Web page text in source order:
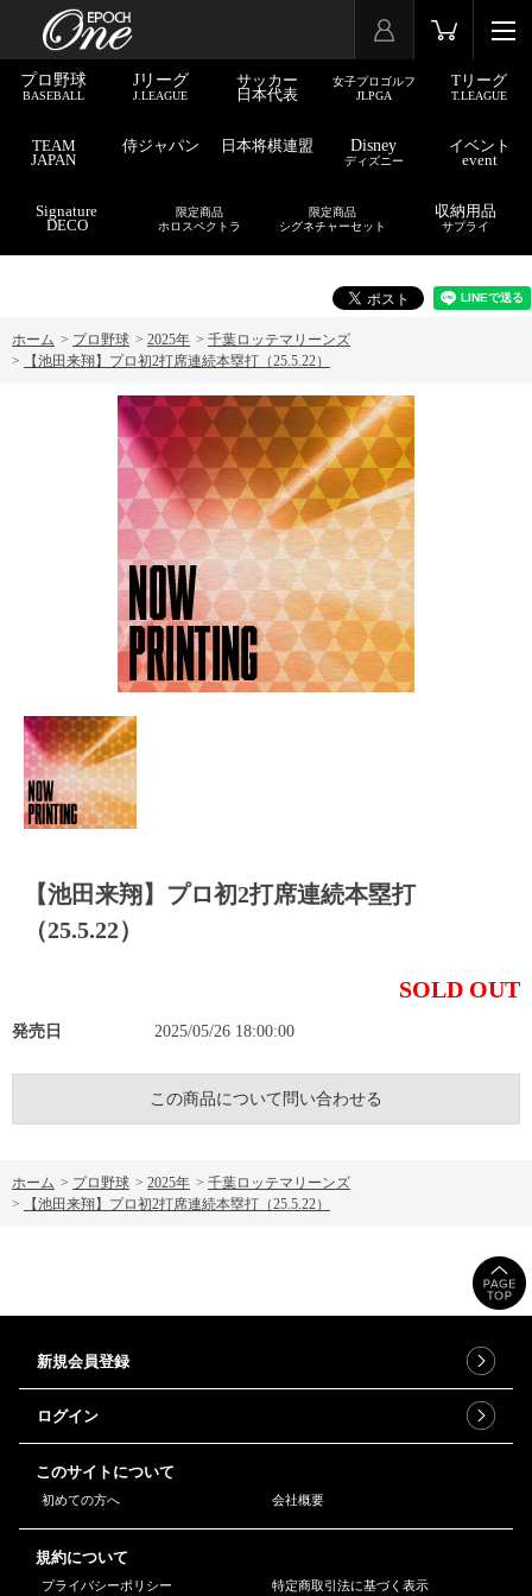
プロ野球
BASEBALL
Jリーグ
J.LEAGUE
サッカー
日本代表
女子プロゴルフ
JLPGA
Tリーグ
T.LEAGUE
TEAM
JAPAN
侍ジャパン 日本将棋連盟 Disney
ディズニー
イベント
event
Signature
DECO
限定商品
ホロスペクトラ
限定商品
シグネチャーセット
収納用品
サプライ
ホーム > プロ野球 > 2025年 > 千葉ロッテマリーンズ
>
【池田来翔】プロ初2打席連続本塁打（25.5.22）
【池田来翔】プロ初2打席連続本塁打
（25.5.22）
SOLD OUT
発売日 2025/05/26 18:00:00
この商品について問い合わせる
ホーム > プロ野球 > 2025年 > 千葉ロッテマリーンズ
>
【池田来翔】プロ初2打席連続本塁打（25.5.22）
新規会員登録
ログイン
このサイトについて
初めての方へ 会社概要
規約について
プライバシーポリシー 特定商取引法に基づく表示